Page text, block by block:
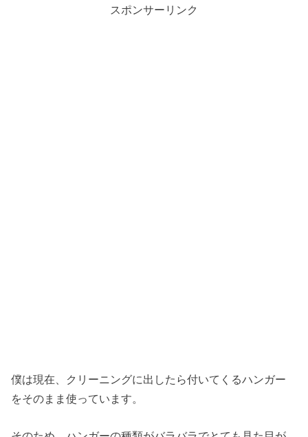
スポンサーリンク
僕は現在、クリーニングに出したら付いてくるハンガー
をそのまま使っています。